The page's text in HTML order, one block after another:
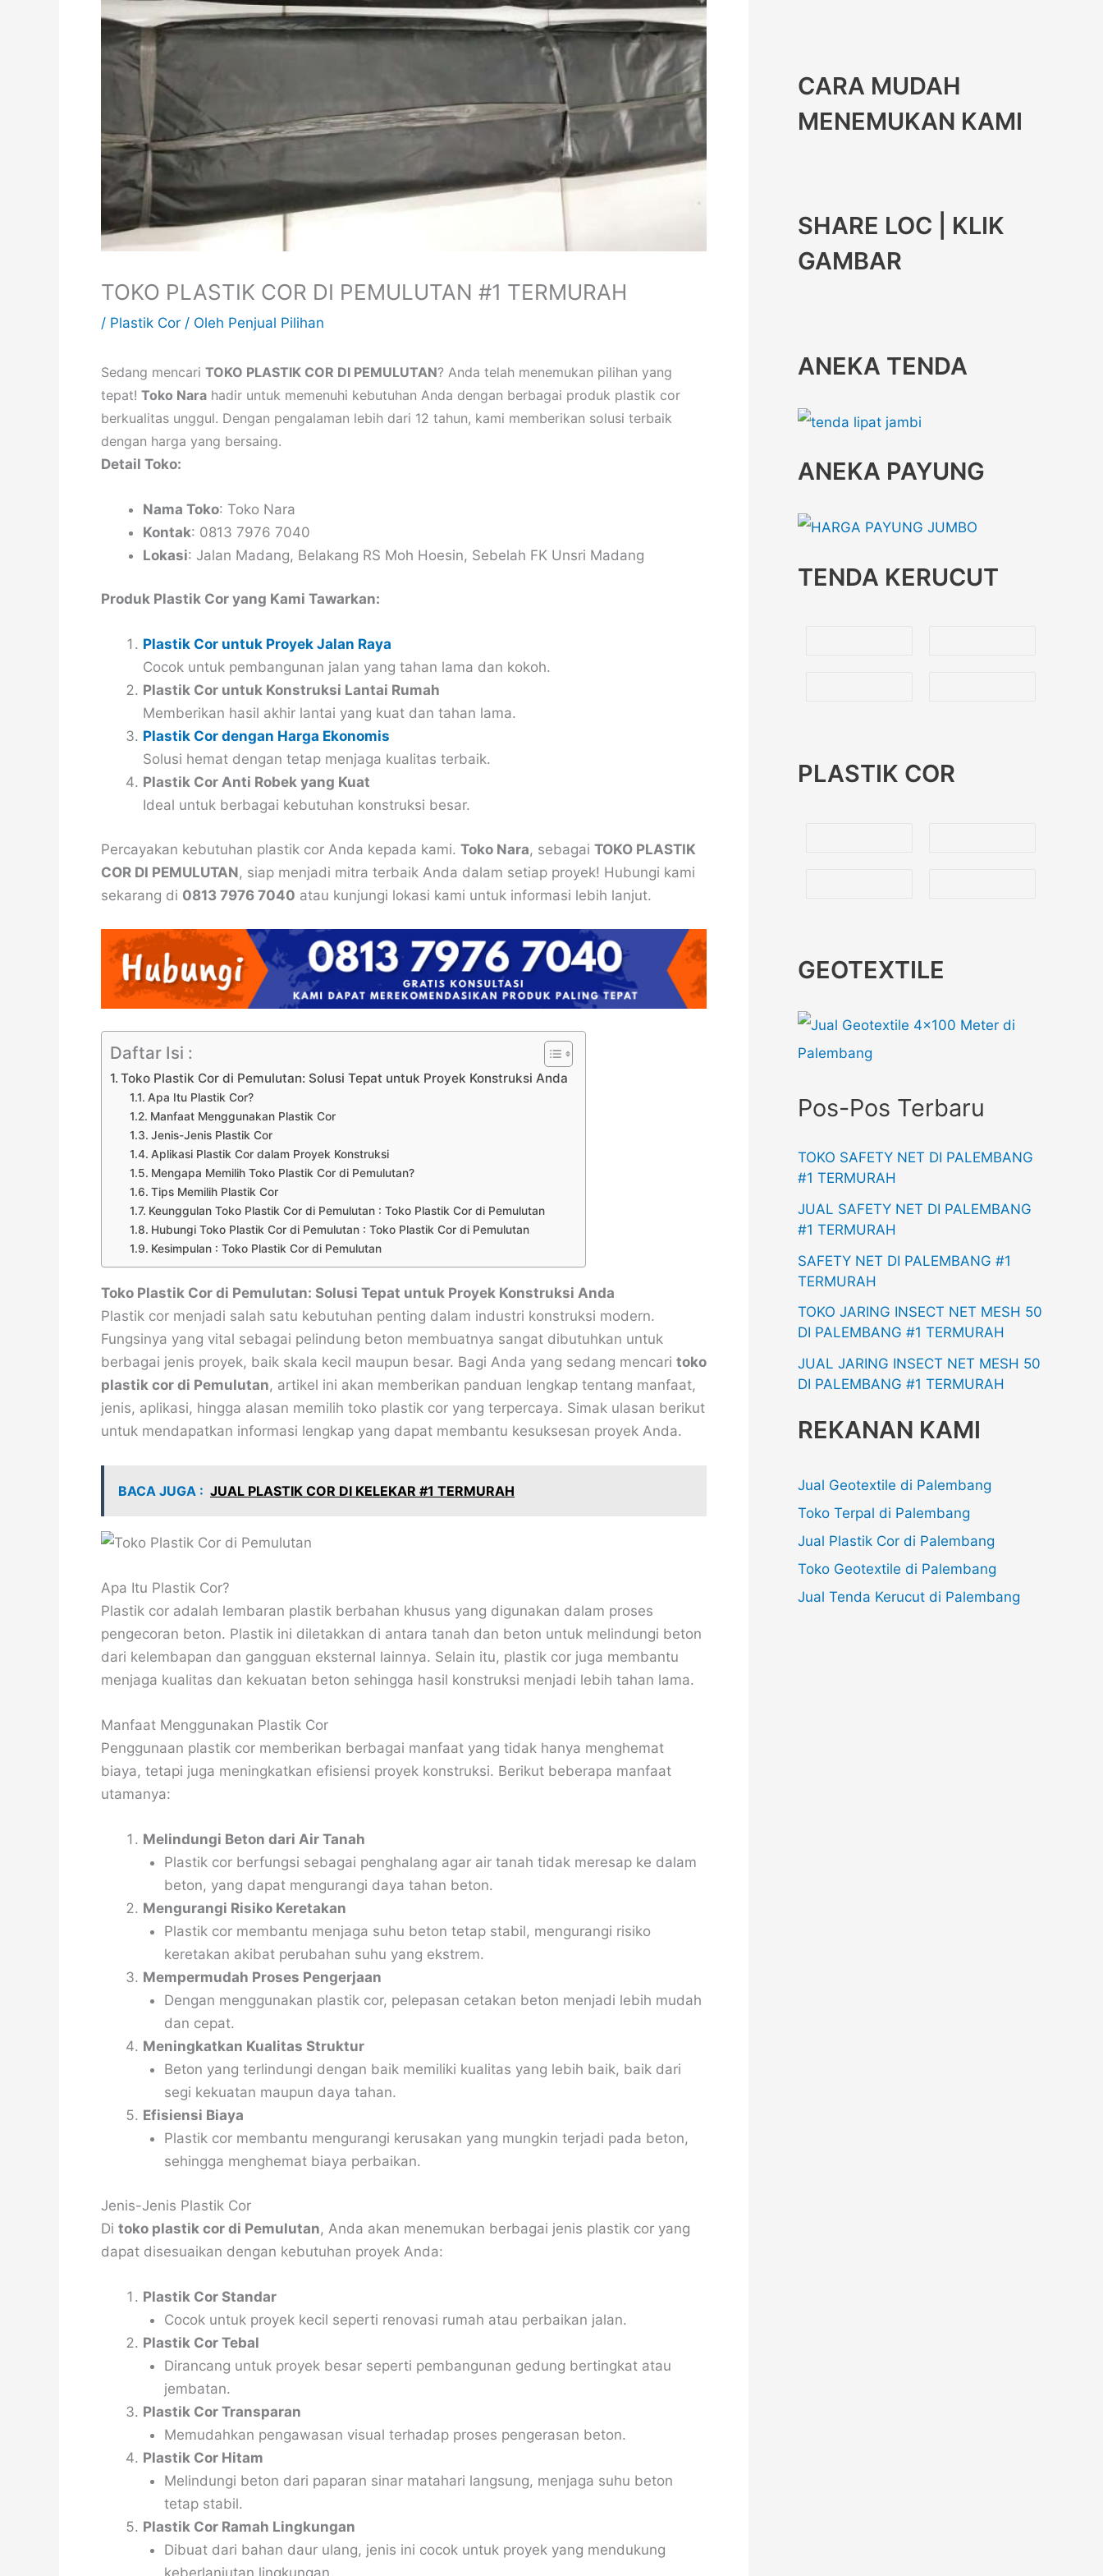
TOKO PLASTIK COR DI PEMULUTAN #1 TERMURAH
/ Plastik Cor / Oleh Penjual Pilihan
Sedang mencari TOKO PLASTIK COR DI PEMULUTAN? Anda telah menemukan pilihan yang
tepat! Toko Nara hadir untuk memenuhi kebutuhan Anda dengan berbagai produk plastik cor
berkualitas unggul. Dengan pengalaman lebih dari 12 tahun, kami memberikan solusi terbaik
dengan harga yang bersaing.
Detail Toko:
Nama Toko: Toko Nara
Kontak: 0813 7976 7040
Lokasi: Jalan Madang, Belakang RS Moh Hoesin, Sebelah FK Unsri Madang
Produk Plastik Cor yang Kami Tawarkan:
Plastik Cor untuk Proyek Jalan Raya
Cocok untuk pembangunan jalan yang tahan lama dan kokoh.
Plastik Cor untuk Konstruksi Lantai Rumah
Memberikan hasil akhir lantai yang kuat dan tahan lama.
Plastik Cor dengan Harga Ekonomis
Solusi hemat dengan tetap menjaga kualitas terbaik.
Plastik Cor Anti Robek yang Kuat
Ideal untuk berbagai kebutuhan konstruksi besar.
Percayakan kebutuhan plastik cor Anda kepada kami. Toko Nara, sebagai TOKO PLASTIK
COR DI PEMULUTAN, siap menjadi mitra terbaik Anda dalam setiap proyek! Hubungi kami
sekarang di 0813 7976 7040 atau kunjungi lokasi kami untuk informasi lebih lanjut.
Daftar Isi :
Toko Plastik Cor di Pemulutan: Solusi Tepat untuk Proyek Konstruksi Anda
Apa Itu Plastik Cor?
Manfaat Menggunakan Plastik Cor
Jenis-Jenis Plastik Cor
Aplikasi Plastik Cor dalam Proyek Konstruksi
Mengapa Memilih Toko Plastik Cor di Pemulutan?
Tips Memilih Plastik Cor
Keunggulan Toko Plastik Cor di Pemulutan : Toko Plastik Cor di Pemulutan
Hubungi Toko Plastik Cor di Pemulutan : Toko Plastik Cor di Pemulutan
Kesimpulan : Toko Plastik Cor di Pemulutan
Toko Plastik Cor di Pemulutan: Solusi Tepat untuk Proyek Konstruksi Anda
Plastik cor menjadi salah satu kebutuhan penting dalam industri konstruksi modern.
Fungsinya yang vital sebagai pelindung beton membuatnya sangat dibutuhkan untuk
berbagai jenis proyek, baik skala kecil maupun besar. Bagi Anda yang sedang mencari toko
plastik cor di Pemulutan, artikel ini akan memberikan panduan lengkap tentang manfaat,
jenis, aplikasi, hingga alasan memilih toko plastik cor yang terpercaya. Simak ulasan berikut
untuk mendapatkan informasi lengkap yang dapat membantu kesuksesan proyek Anda.
BACA JUGA : JUAL PLASTIK COR DI KELEKAR #1 TERMURAH
Apa Itu Plastik Cor?
Plastik cor adalah lembaran plastik berbahan khusus yang digunakan dalam proses
pengecoran beton. Plastik ini diletakkan di antara tanah dan beton untuk melindungi beton
dari kelembapan dan gangguan eksternal lainnya. Selain itu, plastik cor juga membantu
menjaga kualitas dan kekuatan beton sehingga hasil konstruksi menjadi lebih tahan lama.
Manfaat Menggunakan Plastik Cor
Penggunaan plastik cor memberikan berbagai manfaat yang tidak hanya menghemat
biaya, tetapi juga meningkatkan efisiensi proyek konstruksi. Berikut beberapa manfaat
utamanya:
Melindungi Beton dari Air Tanah
Plastik cor berfungsi sebagai penghalang agar air tanah tidak meresap ke dalam
beton, yang dapat mengurangi daya tahan beton.
Mengurangi Risiko Keretakan
Plastik cor membantu menjaga suhu beton tetap stabil, mengurangi risiko
keretakan akibat perubahan suhu yang ekstrem.
Mempermudah Proses Pengerjaan
Dengan menggunakan plastik cor, pelepasan cetakan beton menjadi lebih mudah
dan cepat.
Meningkatkan Kualitas Struktur
Beton yang terlindungi dengan baik memiliki kualitas yang lebih baik, baik dari
segi kekuatan maupun daya tahan.
Efisiensi Biaya
Plastik cor membantu mengurangi kerusakan yang mungkin terjadi pada beton,
sehingga menghemat biaya perbaikan.
Jenis-Jenis Plastik Cor
Di toko plastik cor di Pemulutan, Anda akan menemukan berbagai jenis plastik cor yang
dapat disesuaikan dengan kebutuhan proyek Anda:
Plastik Cor Standar
Cocok untuk proyek kecil seperti renovasi rumah atau perbaikan jalan.
Plastik Cor Tebal
Dirancang untuk proyek besar seperti pembangunan gedung bertingkat atau
jembatan.
Plastik Cor Transparan
Memudahkan pengawasan visual terhadap proses pengerasan beton.
Plastik Cor Hitam
Melindungi beton dari paparan sinar matahari langsung, menjaga suhu beton
tetap stabil.
Plastik Cor Ramah Lingkungan
Dibuat dari bahan daur ulang, jenis ini cocok untuk proyek yang mendukung
CARA MUDAH
MENEMUKAN KAMI
SHARE LOC | KLIK
GAMBAR
ANEKA TENDA
ANEKA PAYUNG
TENDA KERUCUT
PLASTIK COR
GEOTEXTILE
Pos-Pos Terbaru
TOKO SAFETY NET DI PALEMBANG
#1 TERMURAH
JUAL SAFETY NET DI PALEMBANG
#1 TERMURAH
SAFETY NET DI PALEMBANG #1
TERMURAH
TOKO JARING INSECT NET MESH 50
DI PALEMBANG #1 TERMURAH
JUAL JARING INSECT NET MESH 50
DI PALEMBANG #1 TERMURAH
REKANAN KAMI
Jual Geotextile di Palembang
Toko Terpal di Palembang
Jual Plastik Cor di Palembang
Toko Geotextile di Palembang
Jual Tenda Kerucut di Palembang